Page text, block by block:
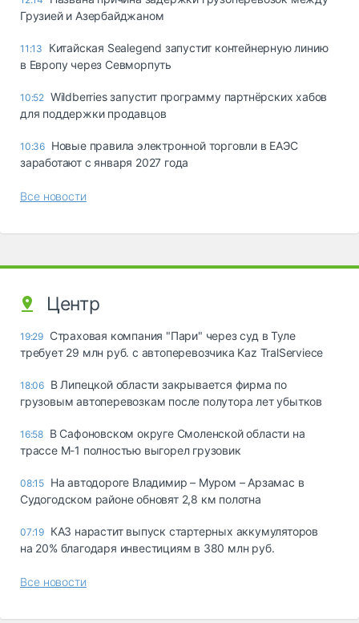
Грузией и Азербайджаном
11:13
Китайская Sealegend запустит контейнерную линию
в Европу через Севморпуть
10:52 Wildberries запустит программу партнёрских хабов
для поддержки продавцов
10:36 Новые правила электронной торговли в ЕАЭС
заработают с января 2027 года
Все новости
Центр
19:29 Страховая компания "Пари" через суд в Туле
требует 29 млн руб. с автоперевозчика Kaz TralServiece
18:06 В Липецкой области закрывается фирма по
грузовым автоперевозкам после полутора лет убытков
16:58 В Сафоновском округе Смоленской области на
трассе М-1 полностью выгорел грузовик
08:15 На автодороге Владимир – Муром – Арзамас в
Судогодском районе обновят 2,8 км полотна
07:19 КАЗ нарастит выпуск стартерных аккумуляторов
на 20% благодаря инвестициям в 380 млн руб.
Все новости